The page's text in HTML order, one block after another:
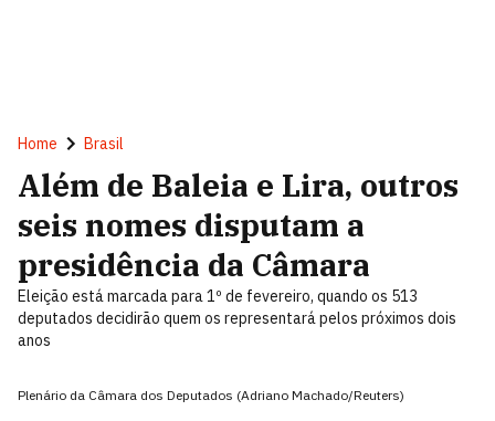
Home Brasil
Além de Baleia e Lira, outros
seis nomes disputam a
presidência da Câmara
Eleição está marcada para 1º de fevereiro, quando os 513
deputados decidirão quem os representará pelos próximos dois
anos
Plenário da Câmara dos Deputados (Adriano Machado/Reuters)